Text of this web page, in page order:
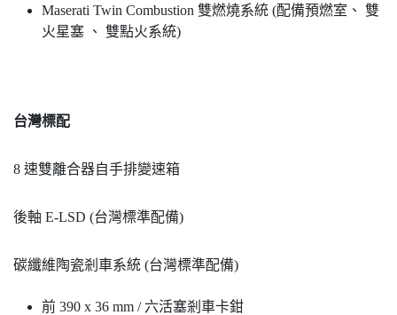
Maserati Twin Combustion 雙燃燒系統 (配備預燃室、 雙
火星塞 、 雙點火系統)
台灣標配
8 速雙離合器自手排變速箱
後軸 E-LSD (台灣標準配備)
碳纖維陶瓷剎車系統 (台灣標準配備)
前 390 x 36 mm / 六活塞剎車卡鉗